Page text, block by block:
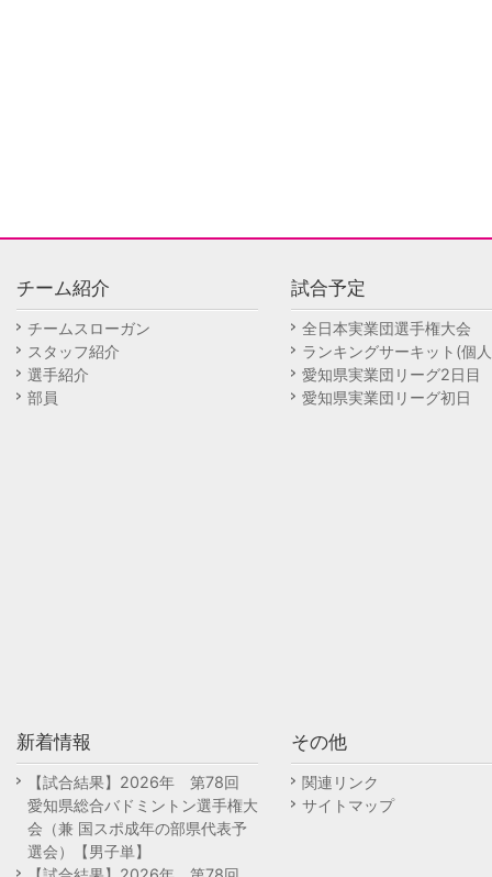
チーム紹介
チームスローガン
スタッフ紹介
選手紹介
部員
試合予定
全日本実業団選手権大会
ランキングサーキット(個
愛知県実業団リーグ2日目
愛知県実業団リーグ初日
新着情報
【試合結果】2026年 第78回
愛知県総合バドミントン選手権大
会（兼 国スポ成年の部県代表予
選会）【男子単】
その他
関連リンク
サイトマップ